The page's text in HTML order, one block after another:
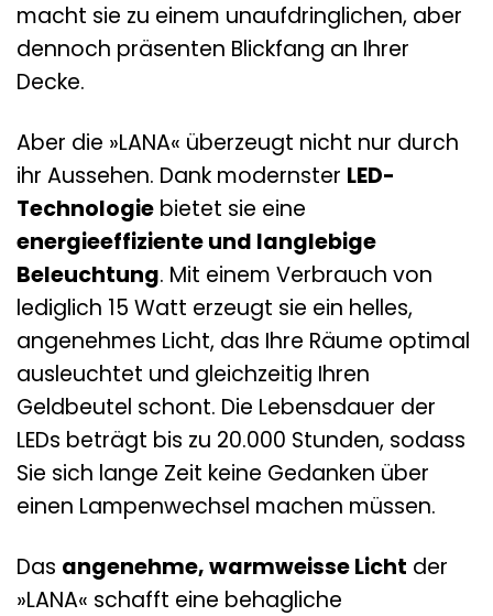
macht sie zu einem unaufdringlichen, aber
dennoch präsenten Blickfang an Ihrer
Decke.
Aber die »LANA« überzeugt nicht nur durch
ihr Aussehen. Dank modernster LED-
Technologie bietet sie eine
energieeffiziente und langlebige
Beleuchtung. Mit einem Verbrauch von
lediglich 15 Watt erzeugt sie ein helles,
angenehmes Licht, das Ihre Räume optimal
ausleuchtet und gleichzeitig Ihren
Geldbeutel schont. Die Lebensdauer der
LEDs beträgt bis zu 20.000 Stunden, sodass
Sie sich lange Zeit keine Gedanken über
einen Lampenwechsel machen müssen.
Das angenehme, warmweisse Licht der
»LANA« schafft eine behagliche